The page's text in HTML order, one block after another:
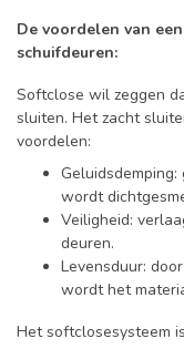
De voordelen van
schuifdeuren:
Softclose wil zeggen
sluiten. Het zacht
voordelen:
wordt
Veiligheid:
deuren.
Levensduur:
wordt het
Het softclosesysteem